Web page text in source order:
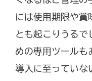
には使用期限や賞
とも起こりうるで
めの専用ツールも
導入に至っていな